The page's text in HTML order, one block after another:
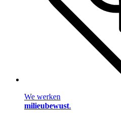
We werken
milieubewust.